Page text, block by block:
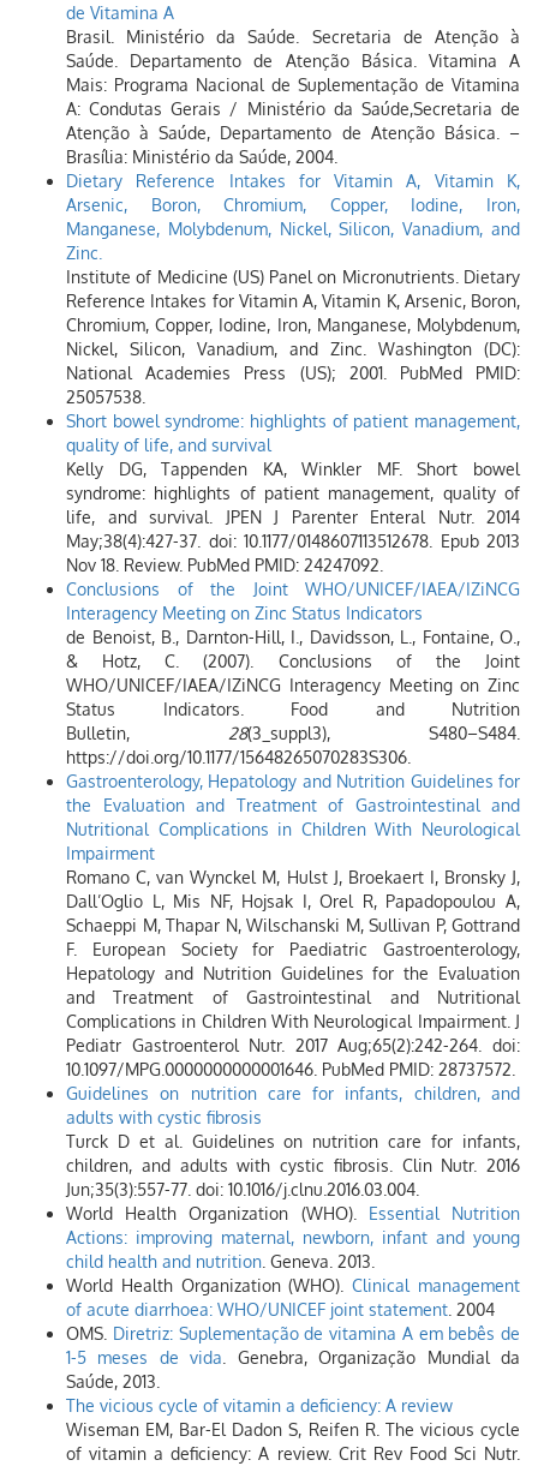
de Vitamina A
Brasil. Ministério da Saúde. Secretaria de Atenção à
Saúde. Departamento de Atenção Básica. Vitamina A
Mais: Programa Nacional de Suplementação de Vitamina
A: Condutas Gerais / Ministério da Saúde,Secretaria de
Atenção à Saúde, Departamento de Atenção Básica. –
Brasília: Ministério da Saúde, 2004.
Dietary Reference Intakes for Vitamin A, Vitamin K,
Arsenic, Boron, Chromium, Copper, Iodine, Iron,
Manganese, Molybdenum, Nickel, Silicon, Vanadium, and
Zinc.
Institute of Medicine (US) Panel on Micronutrients. Dietary
Reference Intakes for Vitamin A, Vitamin K, Arsenic, Boron,
Chromium, Copper, Iodine, Iron, Manganese, Molybdenum,
Nickel, Silicon, Vanadium, and Zinc. Washington (DC):
National Academies Press (US); 2001. PubMed PMID:
25057538.
Short bowel syndrome: highlights of patient management,
quality of life, and survival
Kelly DG, Tappenden KA, Winkler MF. Short bowel
syndrome: highlights of patient management, quality of
life, and survival. JPEN J Parenter Enteral Nutr. 2014
May;38(4):427-37. doi: 10.1177/0148607113512678. Epub 2013
Nov 18. Review. PubMed PMID: 24247092.
Conclusions of the Joint WHO/UNICEF/IAEA/IZiNCG
Interagency Meeting on Zinc Status Indicators
de Benoist, B., Darnton-Hill, I., Davidsson, L., Fontaine, O.,
& Hotz, C. (2007). Conclusions of the Joint
WHO/UNICEF/IAEA/IZiNCG Interagency Meeting on Zinc
Status Indicators. Food and Nutrition
Bulletin, 28(3_suppl3), S480–S484.
https://doi.org/10.1177/15648265070283S306.
Gastroenterology, Hepatology and Nutrition Guidelines for
the Evaluation and Treatment of Gastrointestinal and
Nutritional Complications in Children With Neurological
Impairment
Romano C, van Wynckel M, Hulst J, Broekaert I, Bronsky J,
Dall’Oglio L, Mis NF, Hojsak I, Orel R, Papadopoulou A,
Schaeppi M, Thapar N, Wilschanski M, Sullivan P, Gottrand
F. European Society for Paediatric Gastroenterology,
Hepatology and Nutrition Guidelines for the Evaluation
and Treatment of Gastrointestinal and Nutritional
Complications in Children With Neurological Impairment. J
Pediatr Gastroenterol Nutr. 2017 Aug;65(2):242-264. doi:
10.1097/MPG.0000000000001646. PubMed PMID: 28737572.
Guidelines on nutrition care for infants, children, and
adults with cystic fibrosis
Turck D et al. Guidelines on nutrition care for infants,
children, and adults with cystic fibrosis. Clin Nutr. 2016
Jun;35(3):557-77. doi: 10.1016/j.clnu.2016.03.004.
World Health Organization (WHO). Essential Nutrition
Actions: improving maternal, newborn, infant and young
child health and nutrition . Geneva. 2013.
World Health Organization (WHO).Clinical management
of acute diarrhoea: WHO/UNICEF joint statement . 2004
OMS. Diretriz: Suplementação de vitamina A em bebês de
1-5 meses de vida . Genebra, Organização Mundial da
Saúde, 2013.
The vicious cycle of vitamin a deficiency: A review
Wiseman EM, Bar-El Dadon S, Reifen R. The vicious cycle
of vitamin a deficiency: A review. Crit Rev Food Sci Nutr.